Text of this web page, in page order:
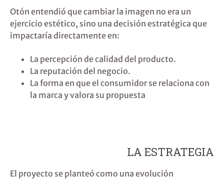
Otón entendió que cambiar la imagen no era un
ejercicio estético, sino una decisión estratégica que
impactaría directamente en:
La percepción de calidad del producto.
La reputación del negocio.
La forma en que el consumidor se relaciona con
la marca y valora su propuesta
LA ESTRATEGIA
El proyecto se planteó como una evolución